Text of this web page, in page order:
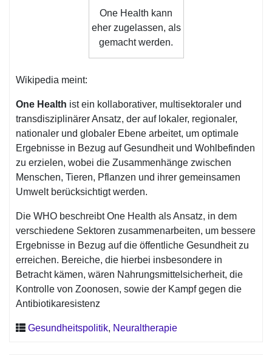
One Health kann
eher zugelassen, als
gemacht werden.
Wikipedia meint:
One Health ist ein kollaborativer, multisektoraler und
transdisziplinärer Ansatz, der auf lokaler, regionaler,
nationaler und globaler Ebene arbeitet, um optimale
Ergebnisse in Bezug auf Gesundheit und Wohlbefinden
zu erzielen, wobei die Zusammenhänge zwischen
Menschen, Tieren, Pflanzen und ihrer gemeinsamen
Umwelt berücksichtigt werden.
Die WHO beschreibt One Health als Ansatz, in dem
verschiedene Sektoren zusammenarbeiten, um bessere
Ergebnisse in Bezug auf die öffentliche Gesundheit zu
erreichen. Bereiche, die hierbei insbesondere in
Betracht kämen, wären Nahrungsmittelsicherheit, die
Kontrolle von Zoonosen, sowie der Kampf gegen die
Antibiotikaresistenz
Gesundheitspolitik, Neuraltherapie